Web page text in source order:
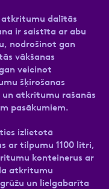
atkritumu dalītās
ir saistīta ar abu
nodrošinot gan
vākšanas
veicinot
šķirošanas
atkritumu rašanās
pasākumiem.
izlietotā
ar tilpumu 1100 litri,
konteinerus ar
atkritumu
un lielgabarīta